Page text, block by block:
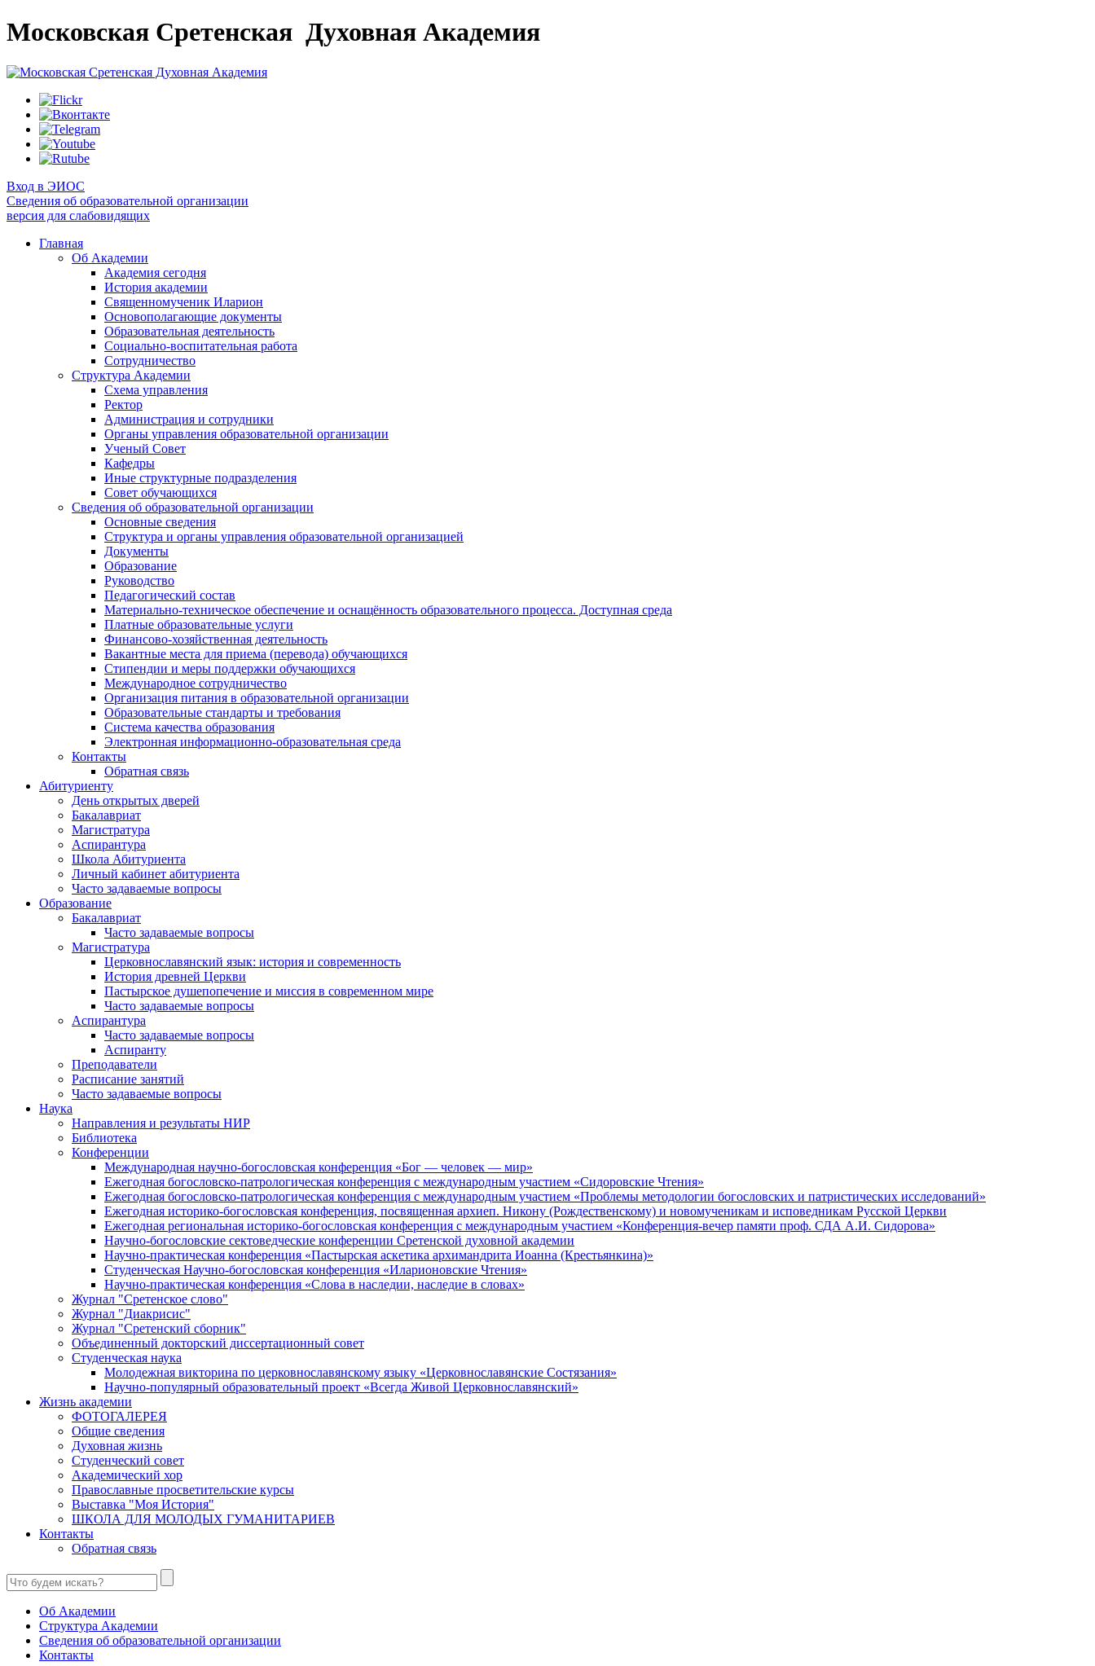
Московская Сретенская Духовная Академия
Вход в ЭИОС
Сведения об образовательной организации
версия для слабовидящих
Главная
Об Академии
Академия сегодня
История академии
Священномученик Иларион
Основополагающие документы
Образовательная деятельность
Социально-воспитательная работа
Сотрудничество
Структура Академии
Схема управления
Ректор
Администрация и сотрудники
Органы управления образовательной организации
Ученый Совет
Кафедры
Иные структурные подразделения
Совет обучающихся
Сведения об образовательной организации
Основные сведения
Структура и органы управления образовательной организацией
Документы
Образование
Руководство
Педагогический состав
Материально-техническое обеспечение и оснащённость образовательного процесса. Доступная среда
Платные образовательные услуги
Финансово-хозяйственная деятельность
Вакантные места для приема (перевода) обучающихся
Стипендии и меры поддержки обучающихся
Международное сотрудничество
Организация питания в образовательной организации
Образовательные стандарты и требования
Система качества образования
Электронная информационно-образовательная среда
Контакты
Обратная связь
Абитуриенту
День открытых дверей
Бакалавриат
Магистратура
Аспирантура
Школа Абитуриента
Личный кабинет абитуриента
Часто задаваемые вопросы
Образование
Бакалавриат
Часто задаваемые вопросы
Магистратура
Церковнославянский язык: история и современность
История древней Церкви
Пастырское душепопечение и миссия в современном мире
Часто задаваемые вопросы
Аспирантура
Часто задаваемые вопросы
Аспиранту
Преподаватели
Расписание занятий
Часто задаваемые вопросы
Наука
Направления и результаты НИР
Библиотека
Конференции
Международная научно-богословская конференция «Бог — человек — мир»
Ежегодная богословско-патрологическая конференция с международным участием «Сидоровские Чтения»
Ежегодная богословско-патрологическая конференция с международным участием «Проблемы методологии богословских и патристических исследований»
Ежегодная историко-богословская конференция, посвященная архиеп. Никону (Рождественскому) и новомученикам и исповедникам Русской Церкви
Ежегодная региональная историко-богословская конференция с международным участием «Конференция-вечер памяти проф. СДА А.И. Сидорова»
Научно-богословские сектоведческие конференции Сретенской духовной академии
Научно-практическая конференция «Пастырская аскетика архимандрита Иоанна (Крестьянкина)»
Студенческая Научно-богословская конференция «Иларионовские Чтения»
Научно-практическая конференция «Cлова в наследии, наследие в словах»
Журнал "Сретенское слово"
Журнал "Диакрисис"
Журнал "Сретенский сборник"
Объединенный докторский диссертационный совет
Студенческая наука
Молодежная викторина по церковнославянскому языку «Церковнославянские Состязания»
Научно-популярный образовательный проект «Всегда Живой Церковнославянский»
Жизнь академии
ФОТОГАЛЕРЕЯ
Общие сведения
Духовная жизнь
Студенческий совет
Академический хор
Православные просветительские курсы
Выставка "Моя История"
ШКОЛА ДЛЯ МОЛОДЫХ ГУМАНИТАРИЕВ
Контакты
Обратная связь
Об Академии
Структура Академии
Сведения об образовательной организации
Контакты